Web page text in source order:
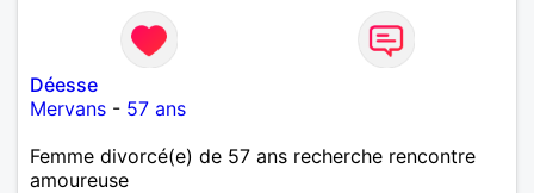
Déesse
Mervans - 57 ans
Femme divorcé(e) de 57 ans recherche rencontre
amoureuse